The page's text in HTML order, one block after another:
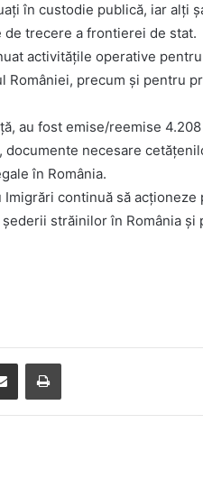
în custodie publică, iar alți
trecere a frontierei de stat.
activitățile operative
României, precum și pentru
au fost emise/reemise
necesare
în România.
continuă să acționeze
străinilor în România și